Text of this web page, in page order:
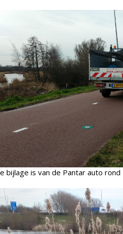
bijlage is van de Pantar auto rond